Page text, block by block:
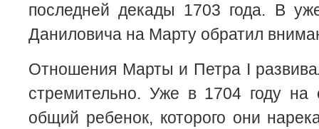
последней декады 1703 года. В
Даниловича на Марту обратил
Отношения Марты и Петра I
стремительно. Уже в 1704 году на
общий ребенок, которого они